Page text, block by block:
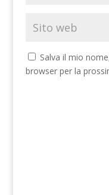
Salva il mio
browser per la